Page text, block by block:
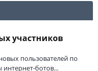
участников
пользователей по
ботов...